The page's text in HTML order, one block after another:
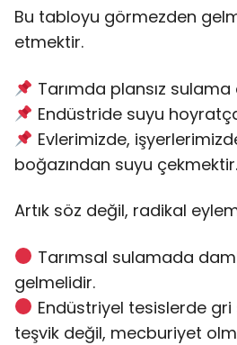
Bu tabloyu görmezden
etmektir.
Tarımda plansız
Endüstride suyu
Evlerimizde,
boğazından suyu çekmektir.
Artık söz değil, radikal
Tarımsal sulamada
gelmelidir.
Endüstriyel tesislerde gri
teşvik değil, mecburiyet